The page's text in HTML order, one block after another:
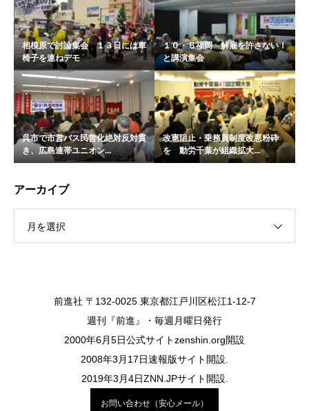
相模原で討論集会 １３日には車
椅子を連ねデモ
１０・６福岡 解雇を許さない！
と講演集会
呉市で市営バス民営化絶対反対貫
き、広島連帯ユニオン...
改憲阻止・乗務員制度改悪粉砕
を 動労千葉が組織拡大...
アーカイブ
月を選択
前進社 〒132-0025 東京都江戸川区松江1-12-7
週刊『前進』・毎週月曜日発行
2000年6月5日公式サイトzenshin.org開設
2008年3月17日速報版サイト開設.
2019年3月4日ZNN.JPサイト開設.
お問い合わせ（安心メール）